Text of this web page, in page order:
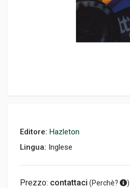
Editore: Hazleton
Lingua: Inglese
Prezzo: contattaci (Perchè? )